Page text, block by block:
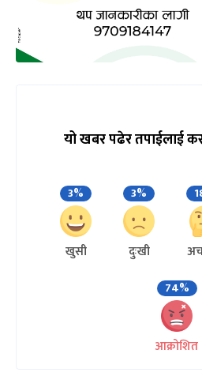
यो खबर पढेर तपाईलाई
3%
खुसी
3%
दुःखी
74%
आक्रोशित